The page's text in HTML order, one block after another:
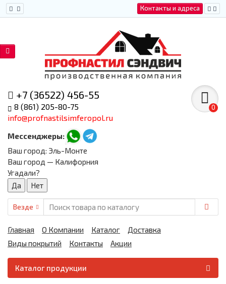
Контакты и адреса
+7 (36522) 456-55
8 (861) 205-80-75
info@profnastilsimferopol.ru
Мессенджеры:
0
Ваш город: Эль-Монте
Ваш город — Калифорния
Угадали?
Везде
Главная О Компании Каталог
Доставка
Виды покрытий
Контакты Акции
Каталог продукции